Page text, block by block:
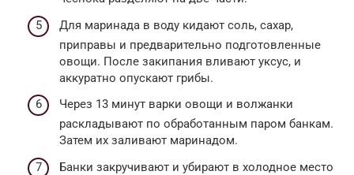
Для маринада в воду кидают соль, сахар,
приправы и предварительно подготовленные
овощи. После закипания вливают уксус, и
аккуратно опускают грибы.
Через 13 минут варки овощи и волжанки
раскладывают по обработанным паром банкам.
Затем их заливают маринадом.
Банки закручивают и убирают в холодное место